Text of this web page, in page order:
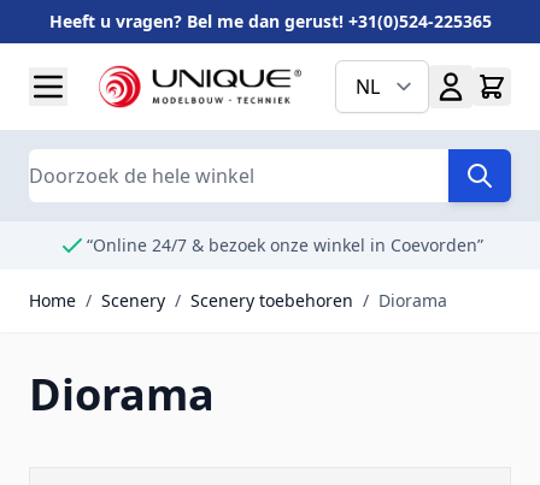
Heeft u vragen? Bel me dan gerust! +31(0)524-225365
NL
Search
“Online 24/7 & bezoek onze winkel in Coevorden”
Home / Scenery / Scenery toebehoren / Diorama
Diorama